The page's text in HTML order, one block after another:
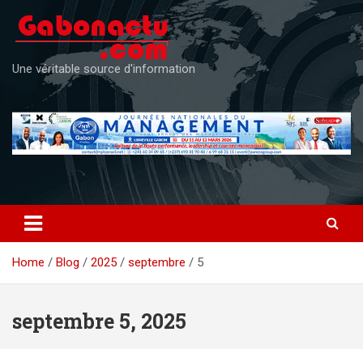
content
Une véritable source d'information
Home Blog 2025 septembre 5
septembre 5, 2025